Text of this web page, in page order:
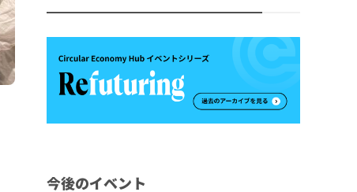
今後のイベント